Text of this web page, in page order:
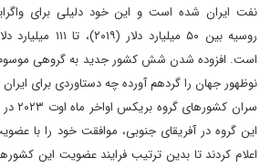
نفت ایران شده است و این خود دلیلی برای
است. افزوده شدن شش کشور جدید به گروهی موسوم
نوظهور جهان را گردهم آورده چه دستاوردی برای ایران
سران
این گروه در آفریقای جنوبی، موافقت خود را با